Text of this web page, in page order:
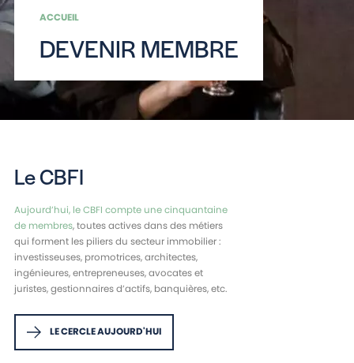
ACCUEIL
DEVENIR MEMBRE
Le CBFI
Aujourd’hui, le CBFI compte une cinquantaine
de membres, toutes actives dans des métiers
qui forment les piliers du secteur immobilier :
investisseuses, promotrices, architectes,
ingénieures, entrepreneuses, avocates et
juristes, gestionnaires d’actifs, banquières, etc.
LE CERCLE AUJOURD'HUI